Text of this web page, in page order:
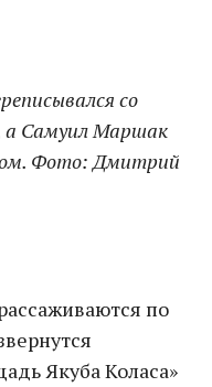
со
а Самуил Маршак
Фото: Дмитрий
по
Якуба Коласа»